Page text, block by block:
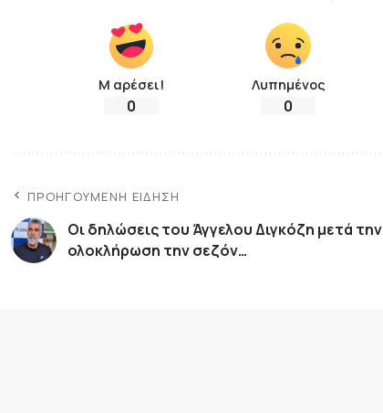
Μ αρέσει!
0
Λυπημένος
0
ΠΡΟΗΓΟΎΜΕΝΗ ΕΊΔΗΣΗ
Οι δηλώσεις του Άγγελου Διγκόζη μετά την
ολοκλήρωση την σεζόν…